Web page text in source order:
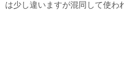
は少し違いますが混同して使わ